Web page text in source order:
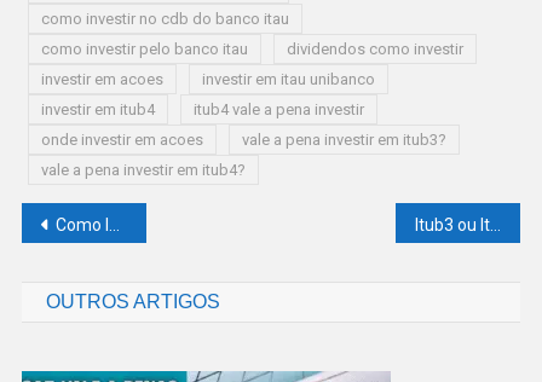
como investir no cdb do banco itau
como investir pelo banco itau
dividendos como investir
investir em acoes
investir em itau unibanco
investir em itub4
itub4 vale a pena investir
onde investir em acoes
vale a pena investir em itub3?
vale a pena investir em itub4?
Navegação
Post
Como lucrar com ações Cemig: guia completo para investir com foco em dividendos
OUTROS ARTIGOS